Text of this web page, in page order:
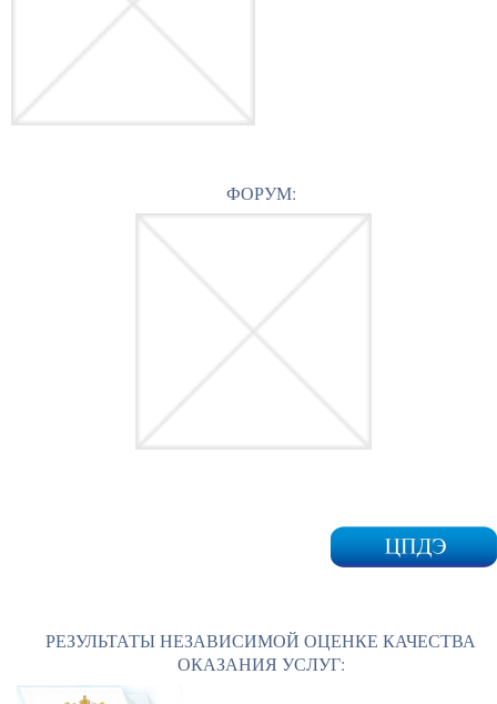
ФОРУМ:
РЕЗУЛЬТАТЫ НЕЗАВИСИМОЙ ОЦЕНКЕ КАЧЕСТВА
ОКАЗАНИЯ УСЛУГ: